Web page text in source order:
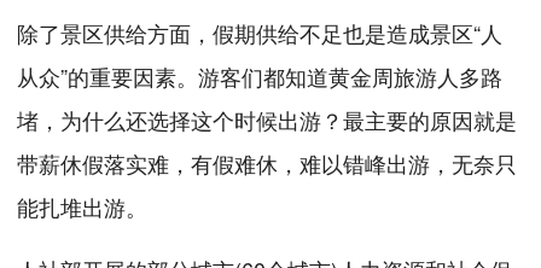
除了景区供给方面，假期供给不足也是造成景区“人
从众”的重要因素。游客们都知道黄金周旅游人多路
堵，为什么还选择这个时候出游？最主要的原因就是
带薪休假落实难，有假难休，难以错峰出游，无奈只
能扎堆出游。